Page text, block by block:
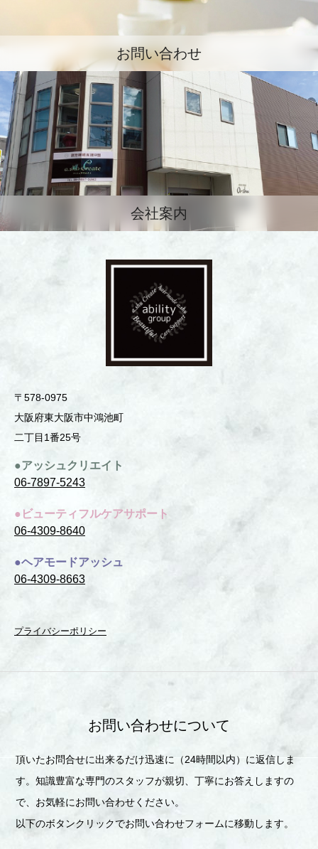
お問い合わせ
会社案内
〒578-0975
⼤阪府東⼤阪市中鴻池町
⼆丁⽬1番25号
●アッシュクリエイト
06-7897-5243
●ビューティフルケアサポート
06-4309-8640
●ヘアモードアッシュ
06-4309-8663
プライバシーポリシー
お問い合わせについて
頂いたお問合せに出来るだけ迅速に（24時間以内）に返信しま
す。知識豊富な専門のスタッフが親切、丁寧にお答えしますの
で、お気軽にお問い合わせください。
以下のボタンクリックでお問い合わせフォームに移動します。